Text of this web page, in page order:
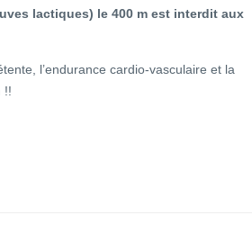
lactiques) le 400 m est interdit aux
l’endurance cardio-vasculaire et la
!!